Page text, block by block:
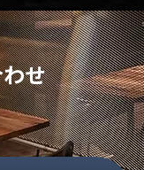
せ